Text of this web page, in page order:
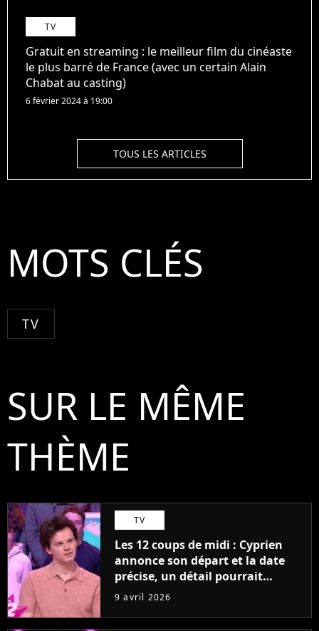
TV
Gratuit en streaming : le meilleur film du cinéaste
le plus barré de France (avec un certain Alain
Chabat au casting)
6 février 2024 à 19:00
TOUS LES ARTICLES
MOTS CLÉS
TV
SUR LE MÊME
THÈME
TV
Les 12 coups de midi : Cyprien
annonce son départ et la date
précise, un détail pourrait
pourtant tout changer
9 avril 2026